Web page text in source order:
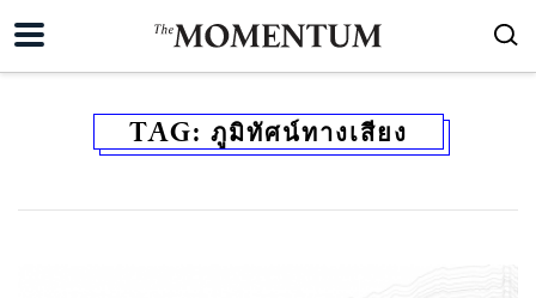
TAG: ภูมิทัศน์ทางเสียง